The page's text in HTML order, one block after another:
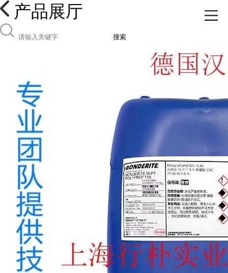
产品展厅
搜索